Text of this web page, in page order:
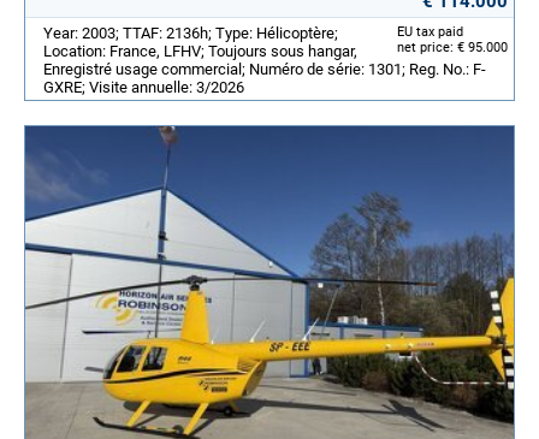
EU tax paid
net price: € 95.000
Year: 2003; TTAF: 2136h; Type: Hélicoptère;
Location: France, LFHV; Toujours sous hangar,
Enregistré usage commercial; Numéro de série: 1301; Reg. No.: F-
GXRE; Visite annuelle: 3/2026